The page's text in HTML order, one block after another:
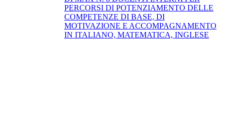
PERCORSI DI POTENZIAMENTO DELLE
COMPETENZE DI BASE, DI
MOTIVAZIONE E ACCOMPAGNAMENTO
IN ITALIANO, MATEMATICA, INGLESE